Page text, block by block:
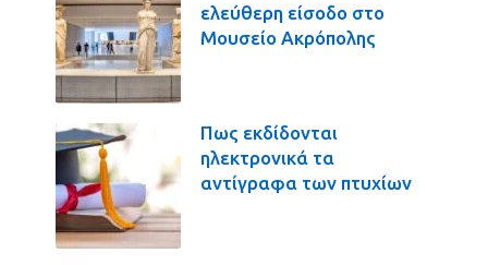
ελεύθερη είσοδο στο
Μουσείο Ακρόπολης
Πως εκδίδονται
ηλεκτρονικά τα
αντίγραφα των πτυχίων